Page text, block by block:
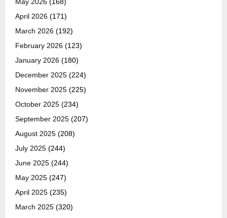
April 2026 (171)
March 2026 (192)
February 2026 (123)
January 2026 (180)
December 2025 (224)
November 2025 (225)
October 2025 (234)
September 2025 (207)
August 2025 (208)
July 2025 (244)
June 2025 (244)
May 2025 (247)
April 2025 (235)
March 2025 (320)